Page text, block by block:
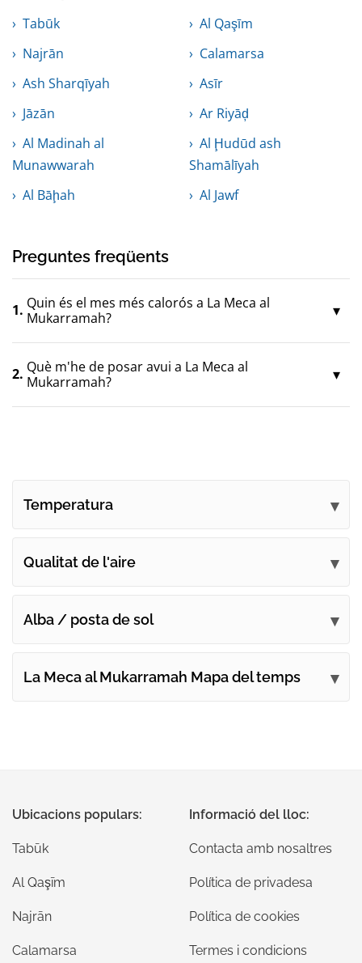
Tabūk
Al Qaşīm
Najrān
Calamarsa
Ash Sharqīyah
Asīr
Jāzān
Ar Riyāḑ
Al Madinah al
Munawwarah
Al Ḩudūd ash
Shamālīyah
Al Bāḩah
Al Jawf
Preguntes freqüents
1. Quin és el mes més calorós a La Meca al
Mukarramah?
2. Què m'he de posar avui a La Meca al
Mukarramah?
Temperatura
Qualitat de l'aire
Alba / posta de sol
La Meca al Mukarramah Mapa del temps
Ubicacions populars:
Tabūk
Al Qaşīm
Najrān
Calamarsa
Informació del lloc:
Contacta amb nosaltres
Política de privadesa
Política de cookies
Termes i condicions